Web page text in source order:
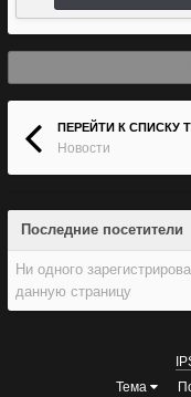
ПЕРЕЙТИ К СПИСКУ
Новости
Последние посетители
Ни одного
данную страницу
Тема